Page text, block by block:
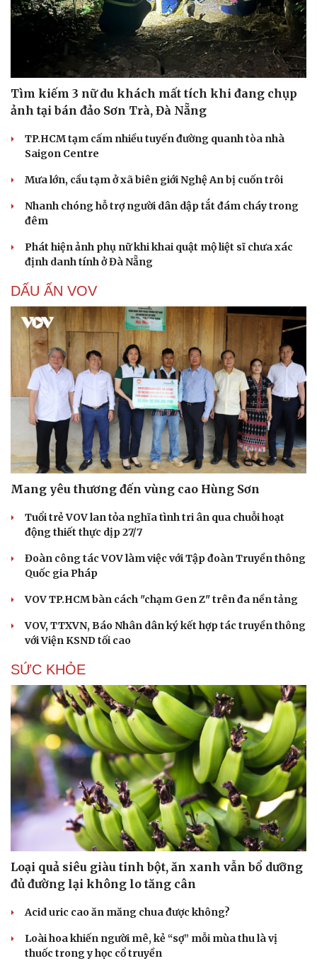
Cải chính
Tìm kiếm 3 nữ du khách mất tích khi đang chụp
ảnh tại bán đảo Sơn Trà, Đà Nẵng
TP.HCM tạm cấm nhiều tuyến đường quanh tòa nhà
Saigon Centre
Mưa lớn, cầu tạm ở xã biên giới Nghệ An bị cuốn trôi
Nhanh chóng hỗ trợ người dân dập tắt đám cháy trong
đêm
Phát hiện ảnh phụ nữ khi khai quật mộ liệt sĩ chưa xác
định danh tính ở Đà Nẵng
DẤU ẤN VOV
Mang yêu thương đến vùng cao Hùng Sơn
Tuổi trẻ VOV lan tỏa nghĩa tình tri ân qua chuỗi hoạt
động thiết thực dịp 27/7
Đoàn công tác VOV làm việc với Tập đoàn Truyền thông
Quốc gia Pháp
VOV TP.HCM bàn cách "chạm Gen Z" trên đa nền tảng
VOV, TTXVN, Báo Nhân dân ký kết hợp tác truyền thông
với Viện KSND tối cao
SỨC KHỎE
Loại quả siêu giàu tinh bột, ăn xanh vẫn bổ dưỡng
đủ đường lại không lo tăng cân
Acid uric cao ăn măng chua được không?
Loài hoa khiến người mê, kẻ “sợ” mỗi mùa thu là vị
thuốc trong y học cổ truyền